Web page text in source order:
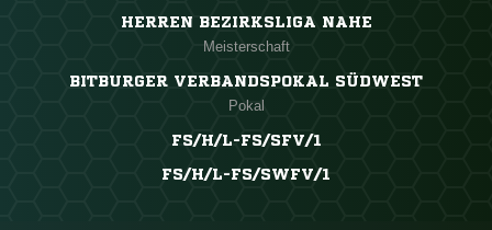
HERREN BEZIRKSLIGA NAHE
Meisterschaft
BITBURGER VERBANDSPOKAL SÜDWEST
Pokal
FS/H/L-FS/SFV/1
FS/H/L-FS/SWFV/1